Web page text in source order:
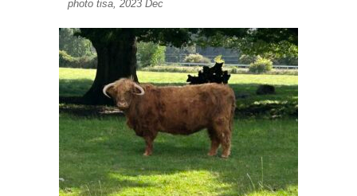
photo tisa, 2023 Dec